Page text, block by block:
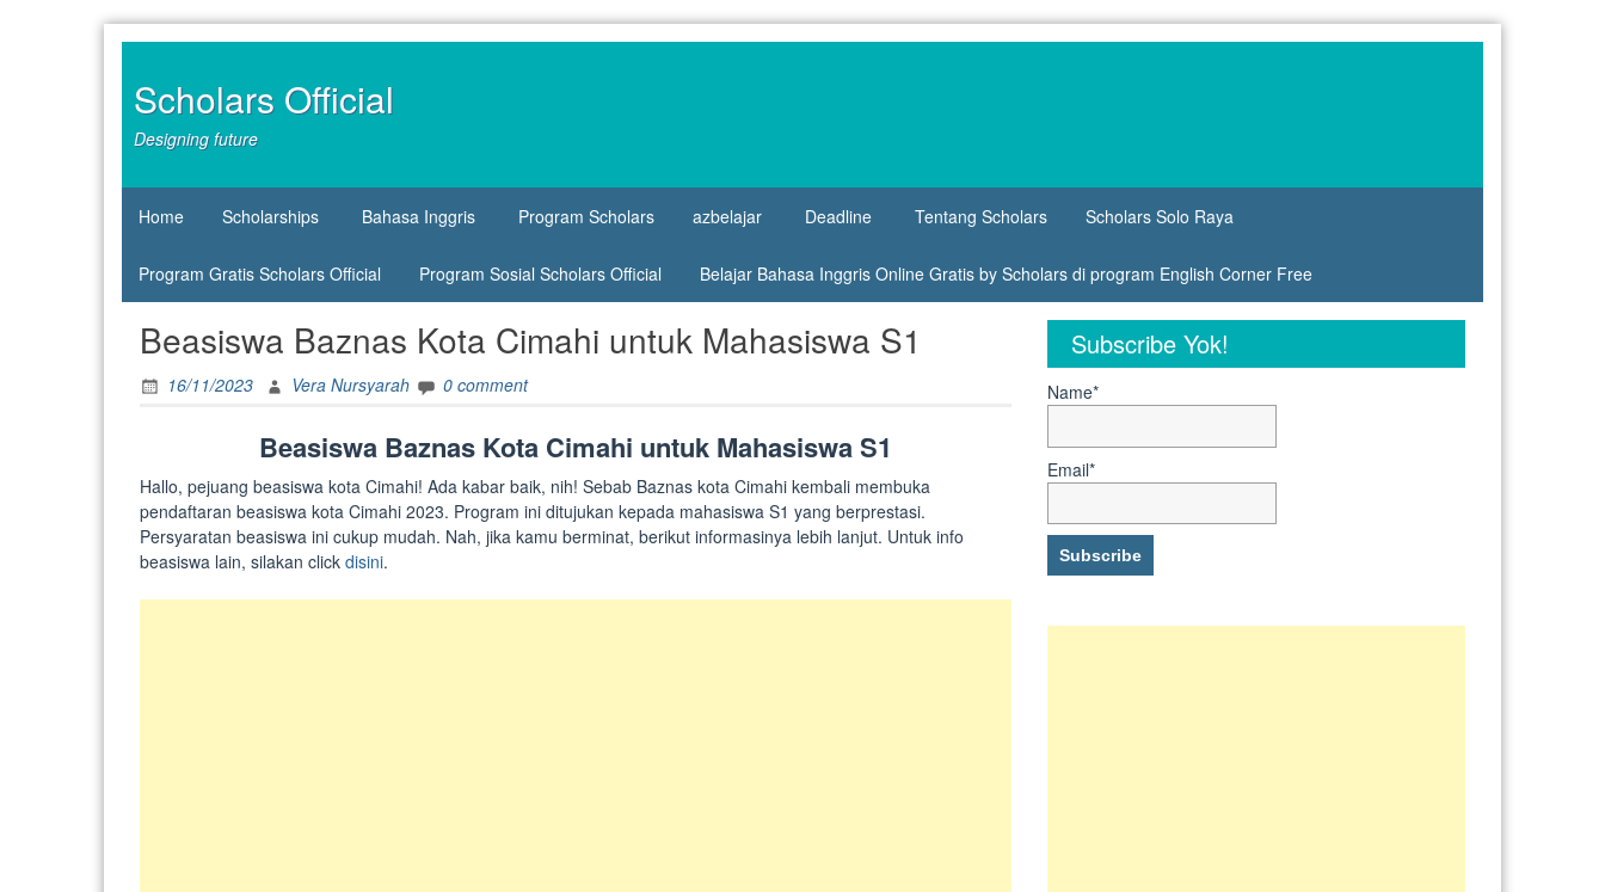
Scholars Official
Designing future
Home Scholarships Bahasa Inggris Program Scholars azbelajar Deadline Tentang Scholars Scholars Solo Raya
Program Gratis Scholars Official Program Sosial Scholars Official Belajar Bahasa Inggris Online Gratis by Scholars di program English Corner Free
Beasiswa Baznas Kota Cimahi untuk Mahasiswa S1
16/11/2023 Vera Nursyarah 0 comment
Beasiswa Baznas Kota Cimahi untuk Mahasiswa S1
Hallo, pejuang beasiswa kota Cimahi! Ada kabar baik, nih! Sebab Baznas kota Cimahi kembali membuka
pendaftaran beasiswa kota Cimahi 2023. Program ini ditujukan kepada mahasiswa S1 yang berprestasi.
Persyaratan beasiswa ini cukup mudah. Nah, jika kamu berminat, berikut informasinya lebih lanjut. Untuk info
beasiswa lain, silakan click disini.
Subscribe Yok!
Name*
Email*